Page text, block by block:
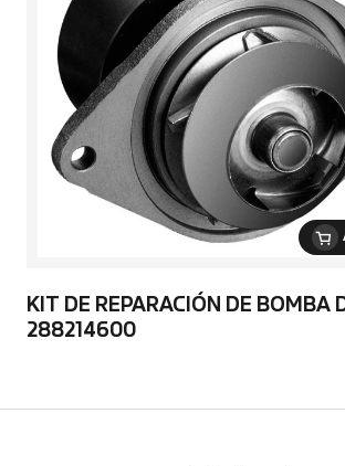
KIT DE REPARACIÓN DE BOMBA
288214600